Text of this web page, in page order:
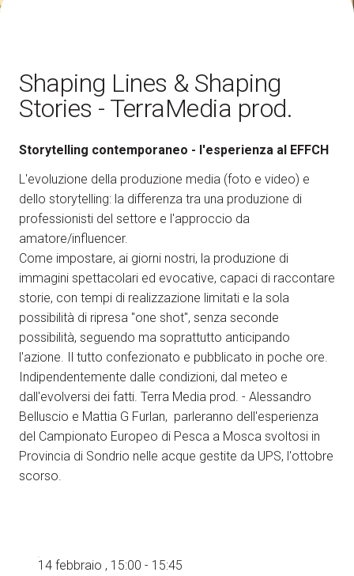
SCOPRI COME arrow_circle_right
Treno, aereo o auto? Scopri tutti i modi per
raggiungere la Fiera di Rimini
AREA RISERVATA VISITATORI
person
A cura di:
Shaping Lines & Shaping
Stories - TerraMedia prod.
Storytelling contemporaneo - l'esperienza al EFFCH
L'evoluzione della produzione media (foto e video) e
dello storytelling: la differenza tra una produzione di
professionisti del settore e l'approccio da
amatore/influencer.
Come impostare, ai giorni nostri, la produzione di
immagini spettacolari ed evocative, capaci di raccontare
storie, con tempi di realizzazione limitati e la sola
possibilità di ripresa "one shot", senza seconde
possibilità, seguendo ma soprattutto anticipando
l'azione. Il tutto confezionato e pubblicato in poche ore.
Indipendentemente dalle condizioni, dal meteo e
dall'evolversi dei fatti. Terra Media prod. - Alessandro
Belluscio e Mattia G Furlan, parleranno dell'esperienza
del Campionato Europeo di Pesca a Mosca svoltosi in
Provincia di Sondrio nelle acque gestite da UPS, l'ottobre
scorso.
14 febbraio , 15:00 - 15:45